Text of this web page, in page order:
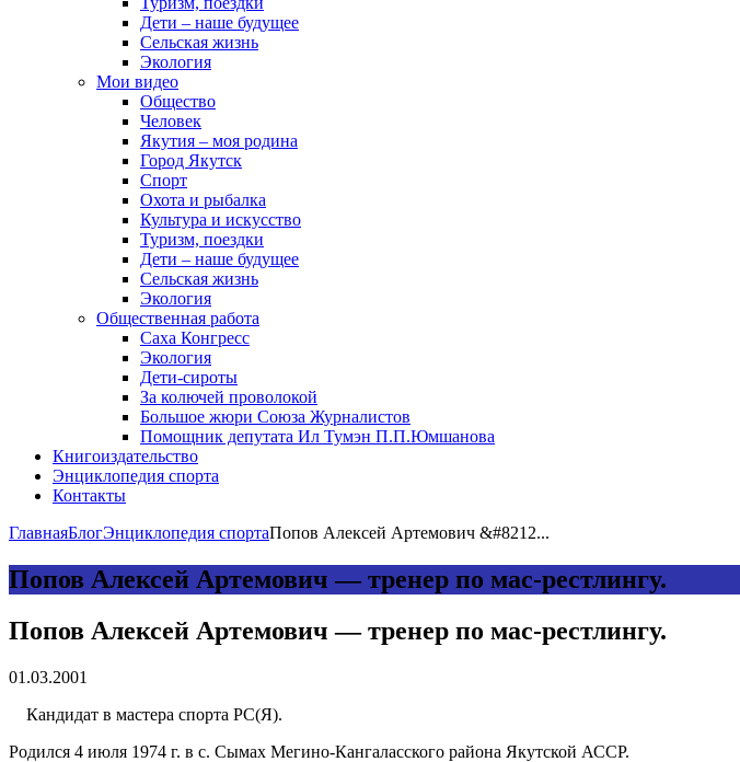
Дети – наше будущее
Сельская жизнь
Экология
Мои видео
Общество
Человек
Якутия – моя родина
Город Якутск
Спорт
Охота и рыбалка
Культура и искусство
Туризм, поездки
Дети – наше будущее
Сельская жизнь
Экология
Общественная работа
Саха Конгресс
Экология
Дети-сироты
За колючей проволокой
Большое жюри Союза Журналистов
Помощник депутата Ил Тумэн П.П.Юмшанова
Книгоиздательство
Энциклопедия спорта
Контакты
ГлавнаяБлогЭнциклопедия спортаПопов Алексей Артемович &#8212...
Попов Алексей Артемович — тренер по мас-рестлингу.
Попов Алексей Артемович — тренер по мас-рестлингу.
01.03.2001
Кандидат в мастера спорта РС(Я).
Родился 4 июля 1974 г. в с. Сымах Мегино-Кангаласского района Якутской АССР.